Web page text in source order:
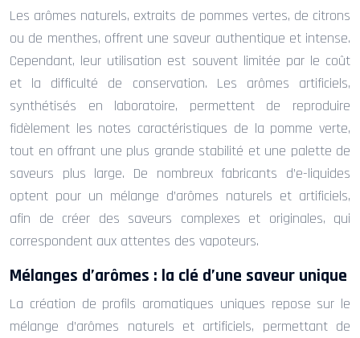
Les arômes naturels, extraits de pommes vertes, de citrons
ou de menthes, offrent une saveur authentique et intense.
Cependant, leur utilisation est souvent limitée par le coût
et la difficulté de conservation. Les arômes artificiels,
synthétisés en laboratoire, permettent de reproduire
fidèlement les notes caractéristiques de la pomme verte,
tout en offrant une plus grande stabilité et une palette de
saveurs plus large. De nombreux fabricants d’e-liquides
optent pour un mélange d’arômes naturels et artificiels,
afin de créer des saveurs complexes et originales, qui
correspondent aux attentes des vapoteurs.
Mélanges d’arômes : la clé d’une saveur unique
La création de profils aromatiques uniques repose sur le
mélange d’arômes naturels et artificiels, permettant de